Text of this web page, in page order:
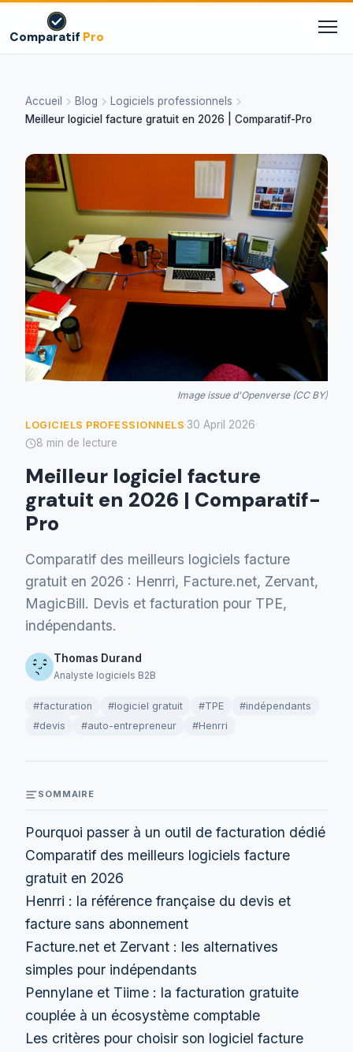
Comparatif Pro
Accueil Blog
Logiciels professionnels
Meilleur logiciel facture gratuit en 2026 | Comparatif-Pro
LOGICIELS PROFESSIONNELS·30 April 2026·
8 min de lecture
Meilleur logiciel facture
gratuit en 2026 | Comparatif-
Pro
Comparatif des meilleurs logiciels facture
gratuit en 2026 : Henrri, Facture.net, Zervant,
MagicBill. Devis et facturation pour TPE,
indépendants.
Thomas Durand
Analyste logiciels B2B
#facturation #logiciel gratuit #TPE
#indépendants
#devis
#auto-entrepreneur #Henrri
Image issue d'Openverse (CC BY)
SOMMAIRE
Pourquoi passer à un outil de facturation dédié
Comparatif des meilleurs logiciels facture
gratuit en 2026
Henrri : la référence française du devis et
facture sans abonnement
Facture.net et Zervant : les alternatives
simples pour indépendants
Pennylane et Tiime : la facturation gratuite
couplée à un écosystème comptable
Les critères pour choisir son logiciel facture